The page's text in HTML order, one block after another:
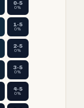
0-5
0%
1-5
0%
2-5
0%
3-5
0%
4-5
0%